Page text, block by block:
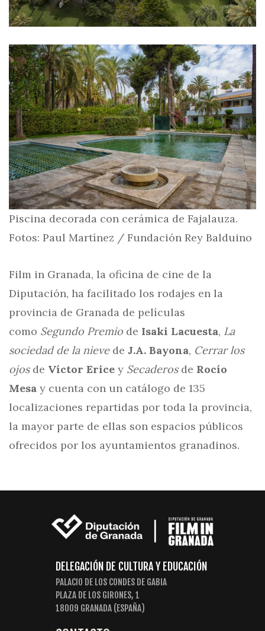
Piscina decorada con cerámica de Fajalauza.
Fotos: Paul Martínez / Fundación Rey Balduino
Film in Granada, la oficina de cine de la
Diputación, ha facilitado los rodajes en la
provincia de Granada de películas
como Segundo Premio de Isaki Lacuesta, La
sociedad de la nievede J.A. Bayona, Cerrar los
ojosde Víctor Erice y Secaderosde Rocío
Mesa y cuenta con un catálogo de 135
localizaciones repartidas por toda la provincia,
la mayor parte de ellas son espacios públicos
ofrecidos por los ayuntamientos granadinos.
DELEGACIÓN DE CULTURA Y EDUCACIÓN
PALACIO DE LOS CONDES DE GABIA
PLAZA DE LOS GIRONES, 1
18009 GRANADA (ESPAÑA)